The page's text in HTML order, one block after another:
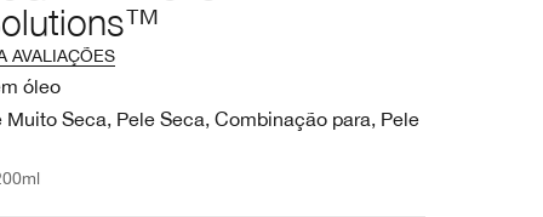
AVALIAÇÕES
óleo
Muito Seca, Pele Seca, Combinação para, Pele